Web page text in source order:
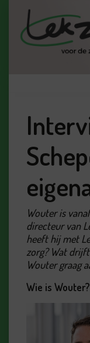
Wouter is
directeur van
heeft hij met
zorg? Wat
Wouter graag
Wie is Wouter?